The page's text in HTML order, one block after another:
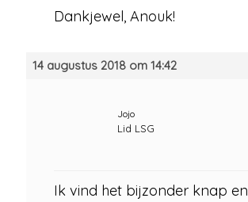
Dankjewel, Anouk!
14 augustus 2018 om 14:42
Jojo
Lid LSG
Ik vind het bijzonder knap en